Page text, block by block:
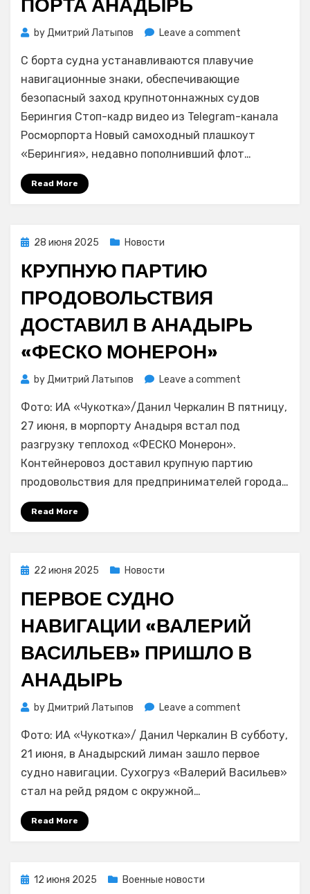
byДмитрий Латыпов Leave a comment
плашкоут
вышел
работу
в
акватории
С борта судна устанавливаются плавучие
навигационные знаки, обеспечивающие
безопасный заход крупнотоннажных судов
Берингия Стоп-кадр видео из Telegram-канала
Росморпорта Новый самоходный плашкоут
«Берингия», недавно пополнивший флот…
Read More
Posted
28 июня 2025 Новости
КРУПНУЮ ПАРТИЮ
ПРОДОВОЛЬСТВИЯ
ДОСТАВИЛ В АНАДЫРЬ
«ФЕСКО МОНЕРОН»
byДмитрий Латыпов Leave a comment
партию
Анадырь
«ФЕСКО
Фото: ИА «Чукотка»/Данил Черкалин В пятницу,
27 июня, в морпорту Анадыря встал под
разгрузку теплоход «ФЕСКО Монерон».
Контейнеровоз доставил крупную партию
продовольствия для предпринимателей города…
Read More
Posted
22 июня 2025 Новости
ПЕРВОЕ СУДНО
НАВИГАЦИИ «ВАЛЕРИЙ
ВАСИЛЬЕВ» ПРИШЛО В
АНАДЫРЬ
byДмитрий Латыпов Leave a comment
судно
навигации
«Валерий
Фото: ИА «Чукотка»/ Данил Черкалин В субботу,
21 июня, в Анадырский лиман зашло первое
судно навигации. Сухогруз «Валерий Васильев»
стал на рейд рядом с окружной…
Read More
Posted
12 июня 2025 Военные новости